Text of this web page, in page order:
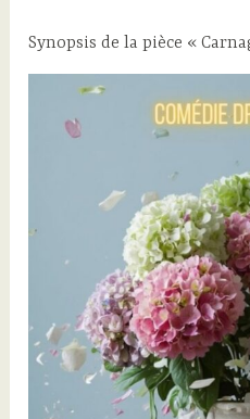
Synopsis de la pièce «